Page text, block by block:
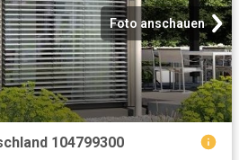
Foto anschauen
104799300